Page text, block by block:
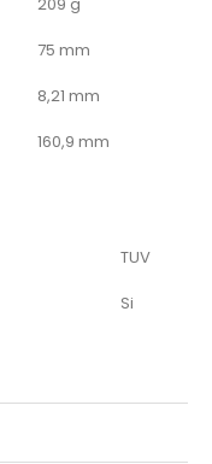
209 g
75 mm
8,21 mm
160,9 mm
TUV
Si